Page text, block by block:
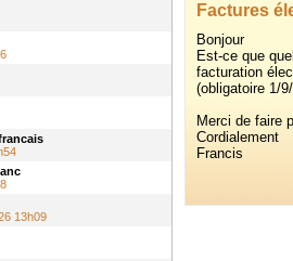
13h09
Factures
Bonjour
Est-ce que
facturation
(obligatoire 1/
Merci de faire
Cordialement
Francis